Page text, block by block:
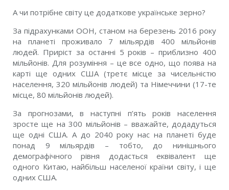
А чи потрібне світу це додаткове українське зерно?
За підрахунками ООН, станом на березень 2016 року
на планеті проживало 7 мільярдів 400 мільйонів
людей. Приріст за останні 5 років – приблизно 400
мільйонів. Для розуміння – це все одно, що поява на
карті ще одних США (третє місце за чисельністю
населення, 320 мільйонів людей) та Німеччини (17-те
місце, 80 мільйонів людей).
За прогнозами, в наступні п’ять років населення
зросте ще на 300 мільйонів – вважайте, додадуться
ще одні США. А до 2040 року нас на планеті буде
понад 9 мільярдів – тобто, до нинішнього
демографічного рівня додасться еквівалент ще
одного Китаю, найбільш населеної країни світу, і ще
одних США.